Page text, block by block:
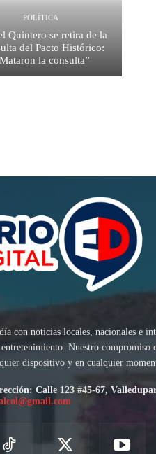
POLÍTICA
Quintero se retira de la
del Pacto Histórico:
la consulta”
noticias locales, nacionales e
Nuestro
dispositivo y en cualquier
Calle 123 #45-67,